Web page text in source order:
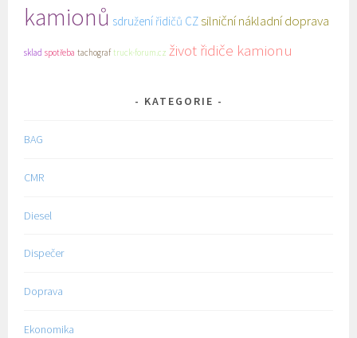
kamionů sdružení řidičů CZ silniční nákladní doprava
sklad spotřeba tachograf truck-forum.cz život řidiče kamionu
KATEGORIE
BAG
CMR
Diesel
Dispečer
Doprava
Ekonomika